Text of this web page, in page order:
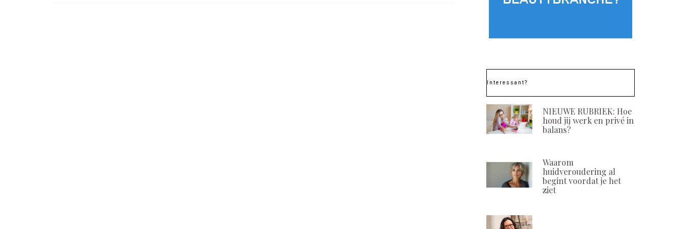
Interessant?
NIEUWE RUBRIEK: Hoe
houd jij werk en privé in
balans?
Waarom
huidveroudering al
begint voordat je het
ziet